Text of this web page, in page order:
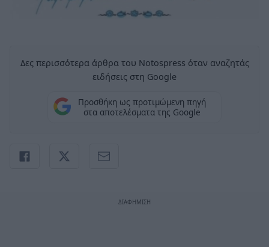
Δες περισσότερα άρθρα του Notospress όταν αναζητάς
ειδήσεις στη Google
Προσθήκη ως προτιμώμενη πηγή
στα αποτελέσματα της Google